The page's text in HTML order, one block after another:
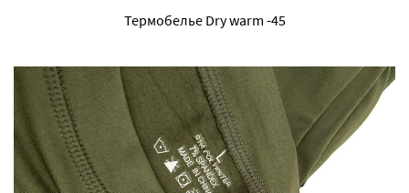
Термобелье Dry warm -45